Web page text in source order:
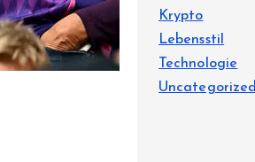
Krypto
Lebensstil
Technologie
Uncategorized